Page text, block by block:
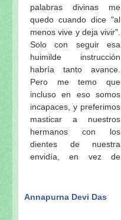
palabras divinas me
quedo cuando dice "al
menos vive y deja vivir".
Solo con seguir esa
huimilde instrucción
habría tanto avance.
Pero me temo que
incluso en eso somos
incapaces, y preferimos
masticar a nuestros
hermanos con los
dientes de nuestra
envidía, en vez de
ocuparnos de lo que
nos compete en el
ámbito interno de
nuestra propia
conciencia y dejar de
hacer daño gratuito a la
misión de los pocos
grandes devotos que
hemos tenido la suerte
de tener cerca. (28 de
julio de 2014 a las
Annapurna Devi Das